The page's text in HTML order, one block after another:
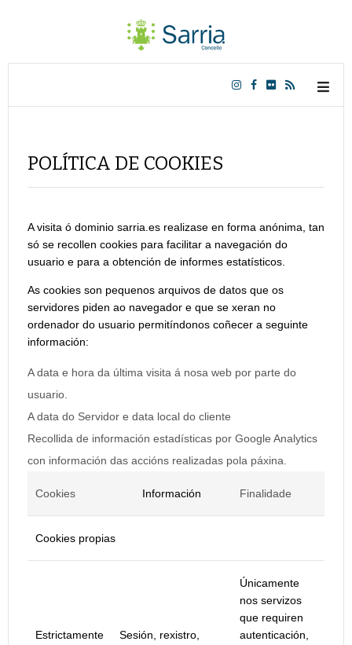
POLÍTICA DE COOKIES
A visita ó dominio sarria.es realizase en forma anónima, tan
só se recollen cookies para facilitar a navegación do
usuario e para a obtención de informes estatísticos.
As cookies son pequenos arquivos de datos que os
servidores piden ao navegador e que se xeran no
ordenador do usuario permitíndonos coñecer a seguinte
información:
A data e hora da última visita á nosa web por parte do
usuario.
A data do Servidor e data local do cliente
Recollida de información estadísticas por Google Analytics
con información das accións realizadas pola páxina.
Cookies Información Finalidade
Cookies propias
Estrictamente
Sesión, rexistro,
Únicamente
nos servizos
que requiren
autenticación,